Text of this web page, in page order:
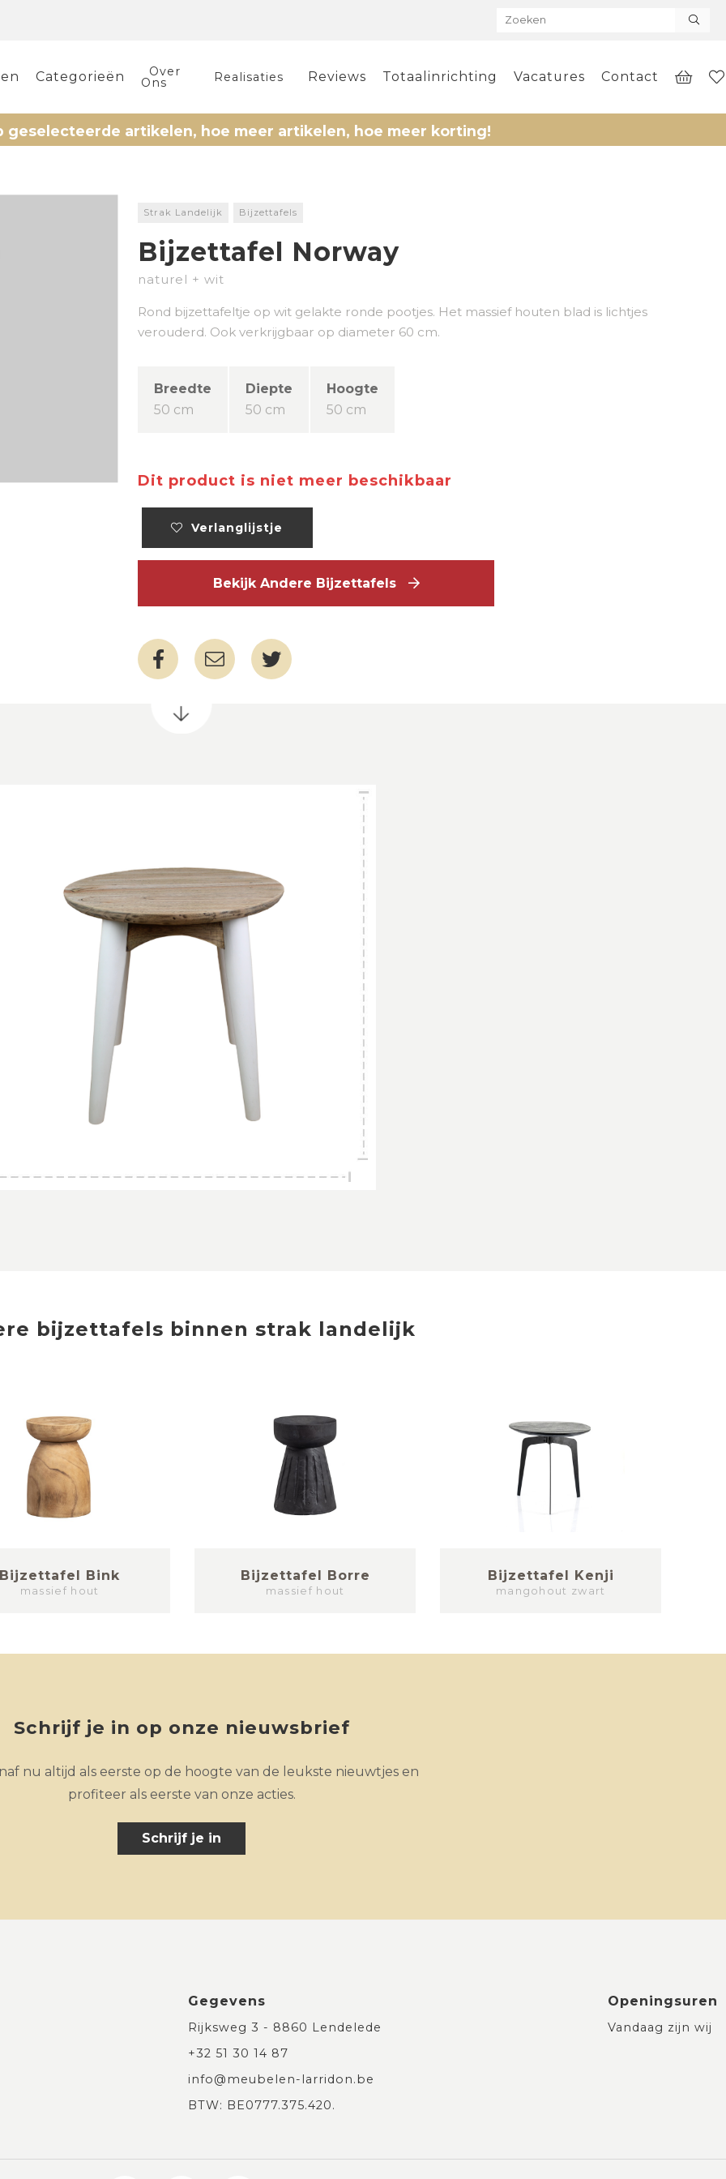
Categorieën Over
Ons Realisaties Reviews Totaalinrichting Vacatures Contact
artikelen, hoe meer artikelen, hoe meer korting!
Strak Landelijk Bijzettafels
Bijzettafel Norway
naturel + wit
Rond bijzettafeltje op wit gelakte ronde pootjes. Het massief houten blad is lichtjes
verouderd. Ook verkrijgbaar op diameter 60 cm.
Breedte
50 cm
Diepte
50 cm
Hoogte
50 cm
Dit product is niet meer beschikbaar
Verlanglijstje
Bekijk Andere Bijzettafels
bijzettafels binnen strak landelijk
Bijzettafel Bink
massief hout
Bijzettafel Borre
massief hout
Bijzettafel Kenji
mangohout zwart
Schrijf je in op onze nieuwsbrief
nu altijd als eerste op de hoogte van de leukste nieuwtjes en
profiteer als eerste van onze acties.
Schrijf je in
Gegevens
Rijksweg 3 - 8860 Lendelede
+32 51 30 14 87
info@meubelen-larridon.be
BTW: BE0777.375.420.
Openingsuren
Vandaag zijn wij